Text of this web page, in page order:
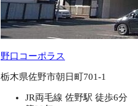
野口コーポラス
栃木県佐野市朝日町701-1
JR両毛線 佐野駅 徒歩6分